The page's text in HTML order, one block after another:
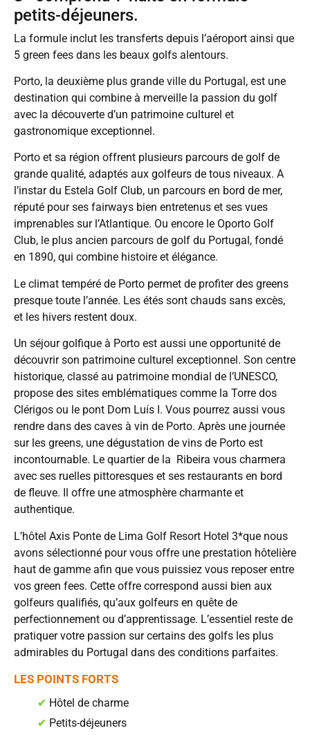
petits-déjeuners.
La formule inclut les transferts depuis l’aéroport ainsi que
5 green fees dans les beaux golfs alentours.
Porto, la deuxième plus grande ville du Portugal, est une
destination qui combine à merveille la passion du golf
avec la découverte d’un patrimoine culturel et
gastronomique exceptionnel.
Porto et sa région offrent plusieurs parcours de golf de
grande qualité, adaptés aux golfeurs de tous niveaux. A
l’instar du Estela Golf Club, un parcours en bord de mer,
réputé pour ses fairways bien entretenus et ses vues
imprenables sur l’Atlantique. Ou encore le Oporto Golf
Club, le plus ancien parcours de golf du Portugal, fondé
en 1890, qui combine histoire et élégance.
Le climat tempéré de Porto permet de profiter des greens
presque toute l’année. Les étés sont chauds sans excès,
et les hivers restent doux.
Un séjour golfique à Porto est aussi une opportunité de
découvrir son patrimoine culturel exceptionnel. Son centre
historique, classé au patrimoine mondial de l’UNESCO,
propose des sites emblématiques comme la Torre dos
Clérigos ou le pont Dom Luís I. Vous pourrez aussi vous
rendre dans des caves à vin de Porto. Après une journée
sur les greens, une dégustation de vins de Porto est
incontournable. Le quartier de la Ribeira vous charmera
avec ses ruelles pittoresques et ses restaurants en bord
de fleuve. Il offre une atmosphère charmante et
authentique.
L’hôtel Axis Ponte de Lima Golf Resort Hotel 3*que nous
avons sélectionné pour vous offre une prestation hôtelière
haut de gamme afin que vous puissiez vous reposer entre
vos green fees. Cette offre correspond aussi bien aux
golfeurs qualifiés, qu’aux golfeurs en quête de
perfectionnement ou d’apprentissage. L’essentiel reste de
pratiquer votre passion sur certains des golfs les plus
admirables du Portugal dans des conditions parfaites.
LES POINTS FORTS
✔ Hôtel de charme
✔ Petits-déjeuners